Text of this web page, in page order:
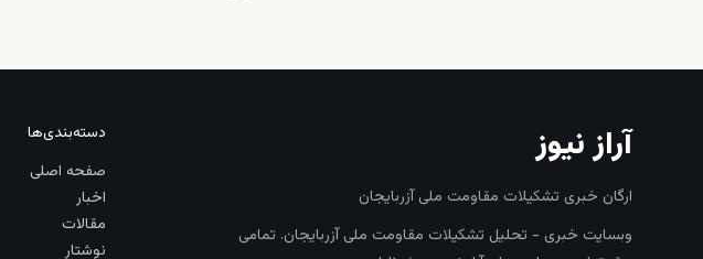
آراز نیوز
ارگان خبری تشکیلات مقاومت ملی آزربایجان
وبسایت خبری - تحلیل تشکیلات مقاومت ملی آزربایجان. تمامی
دسته‌بندی‌ها
صفحه اصلی
اخبار
مقالات
نوشتار